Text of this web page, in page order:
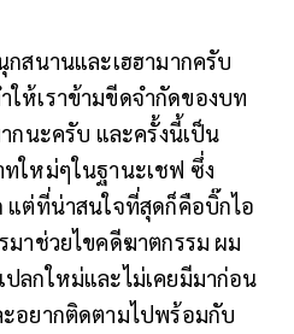
กสนานและเฮฮามากครับ
ให้เราข้ามขีดจำกัดของบท
กนะครับ และครั้งนี้เป็น
ใหม่ๆในฐานะเชฟ ซึ่ง
แต่ที่น่าสนใจที่สุดก็คือบิ๊กไอ
มาช่วยไขคดีฆาตกรรม ผม
ลกใหม่และไม่เคยมีมาก่อน
อยากติดตามไปพร้อมกับ